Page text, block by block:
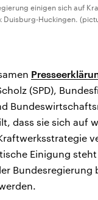
einigen sich auf
Duisburg-Huckingen.
(SPD),
dass sie sich auf
Einigung
Bundesregierung